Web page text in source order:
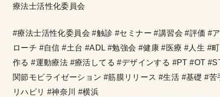
療法士活性化委員会
#療法士活性化委員会 #触診 #セミナー #講習会 #評価 #
ローチ #自信 #土台 #ADL #勉強会 #健康 #医療 #人生 #
作る #運動療法 #療活してる #デザインする #PT #OT
関節モビライゼーション #筋膜リリース #生活 #基礎 #苦
リハビリ #神奈川 #横浜